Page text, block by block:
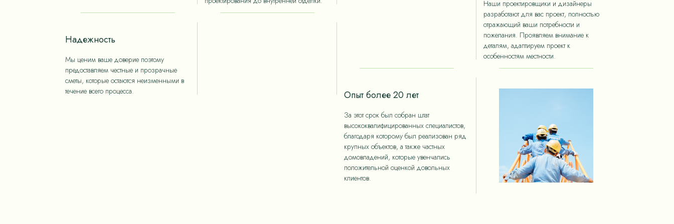
Надежность
Мы ценим ваше доверие поэтому
предоставляем честные и прозрачные
сметы, которые остаются неизменными в
течение всего процесса.
Наши проектировщики и дизайнеры
разработают для вас проект, полностью
отражающий ваши потребности и
пожелания. Проявляем внимание к
деталям, адаптируем проект к
особенностям местности.
Опыт более 20 лет
За этот срок был собран штат
высококвалифицированных специалистов,
благодаря которому был реализован ряд
крупных объектов, а также частных
домовладений, которые увенчались
положительной оценкой довольных
клиентов.